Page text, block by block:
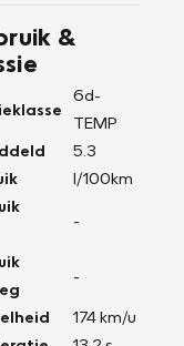
&
6d-
TEMP
5.3
l/100km
-
-
174 km/u